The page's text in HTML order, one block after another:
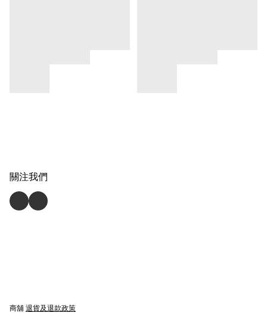
關注我們
商舖 退貨及退款政策